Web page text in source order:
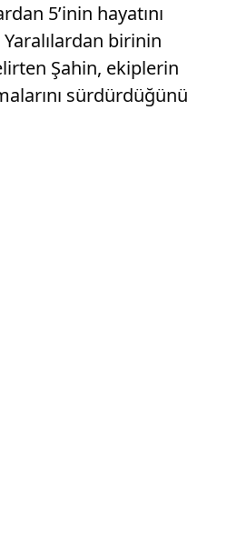
5’inin hayatını
birinin
Şahin, ekiplerin
sürdürdüğünü